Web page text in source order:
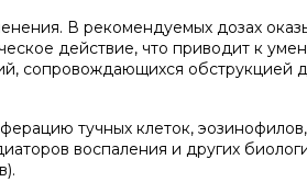
В рекомендуемых дозах
действие, что приводит к
сопровождающихся обструкцией
тучных клеток,
воспаления и других